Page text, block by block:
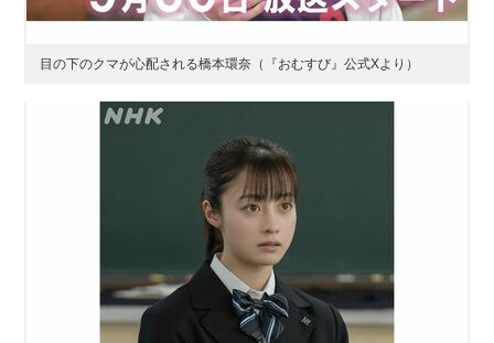
目の下のクマが心配される橋本環奈（『おむすび』公式Xより）